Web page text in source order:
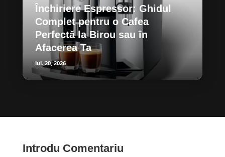
Închiriere Espressor: Ghidul
Complet pentru o Cafea
Perfectă la Birou sau în
Afacerea Ta
iul. 20, 2026
Introdu Comentariu